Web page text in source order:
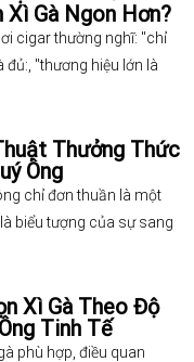
Xì Gà Ngon Hơn?
cigar thường nghĩ: "chỉ
"thương hiệu lớn là
Thưởng Thức
Ông
chỉ đơn thuần là một
biểu tượng của sự sang
Xì Gà Theo Độ
Tinh Tế
phù hợp, điều quan